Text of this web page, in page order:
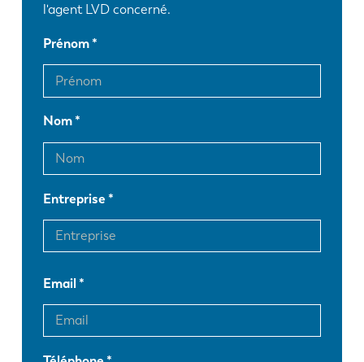
l'agent LVD concerné.
Prénom
Nom
Entreprise
Email